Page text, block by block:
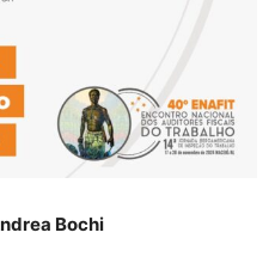
Bochi